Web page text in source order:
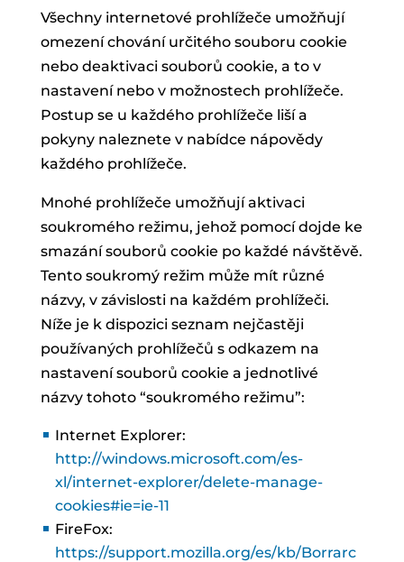
Všechny internetové prohlížeče umožňují
omezení chování určitého souboru cookie
nebo deaktivaci souborů cookie, a to v
nastavení nebo v možnostech prohlížeče.
Postup se u každého prohlížeče liší a
pokyny naleznete v nabídce nápovědy
každého prohlížeče.
Mnohé prohlížeče umožňují aktivaci
soukromého režimu, jehož pomocí dojde ke
smazání souborů cookie po každé návštěvě.
Tento soukromý režim může mít různé
názvy, v závislosti na každém prohlížeči.
Níže je k dispozici seznam nejčastěji
používaných prohlížečů s odkazem na
nastavení souborů cookie a jednotlivé
názvy tohoto “soukromého režimu”:
Internet Explorer:
http://windows.microsoft.com/es-
xl/internet-explorer/delete-manage-
cookies#ie=ie-11
FireFox:
https://support.mozilla.org/es/kb/Borrarc